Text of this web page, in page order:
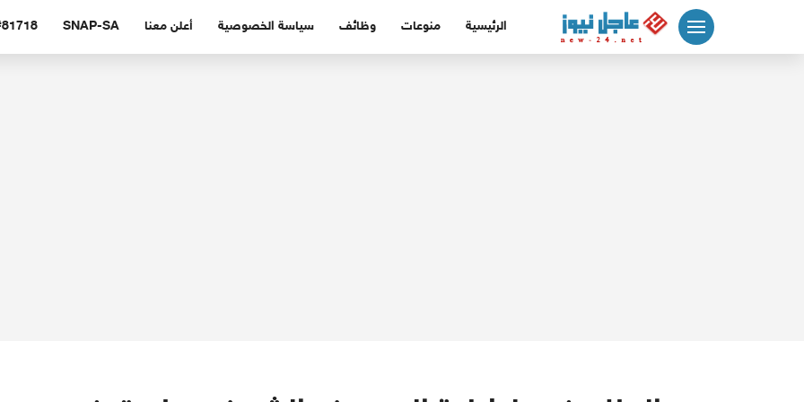
الرئيسية منوعات وظائف سياسة الخصوصية أعلن معنا SNAP-SA #81718 (بدون